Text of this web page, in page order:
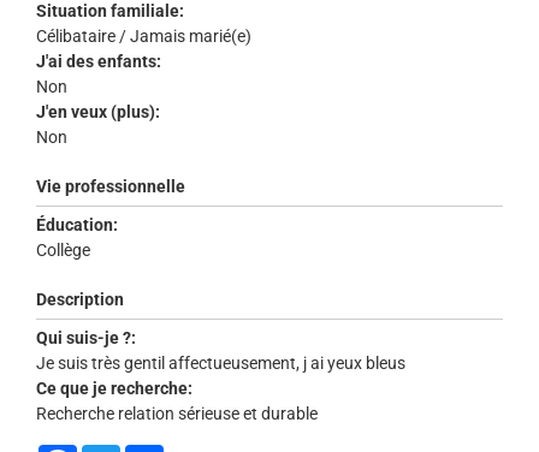
Situation familiale:
Célibataire / Jamais marié(e)
J'ai des enfants:
Non
J'en veux (plus):
Non
Vie professionnelle
Éducation:
Collège
Description
Qui suis-je ?:
Je suis très gentil affectueusement, j ai yeux bleus
Ce que je recherche:
Recherche relation sérieuse et durable